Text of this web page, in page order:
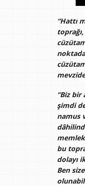
“Hattı
“Biz
şimdi
namus
bu
dolayı
Ben